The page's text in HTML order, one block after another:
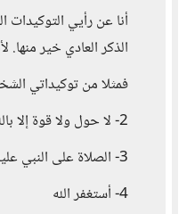
أنا عن رأيي
الذكر العادي خير
فمثلا من توكيداتي الشخصية: 1-
2- لا حول ولا قوة إلا بالله
3- الصلاة على النبي عليه السلام
4- أستغفر الله